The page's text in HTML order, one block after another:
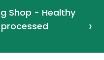
Shop - Healthy
›